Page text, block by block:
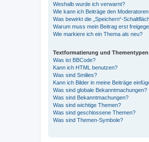
Weshalb wurde ich verwarnt?
Wie kann ich Beiträge den
Was bewirkt die „Speichern“-
Warum muss mein Beitrag erst
Wie markiere ich ein Thema als neu?
Textformatierung und Thementypen
Was ist BBCode?
Kann ich HTML benutzen?
Was sind Smilies?
Kann ich Bilder in meine Beiträge
Was sind globale Bekanntmachungen?
Was sind Bekanntmachungen?
Was sind wichtige Themen?
Was sind geschlossene Themen?
Was sind Themen-Symbole?